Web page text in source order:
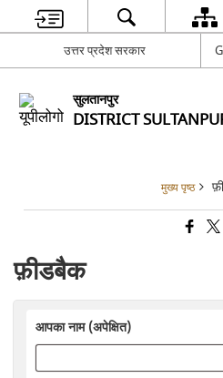
उत्तर प्रदेश सरकार
सुलतानपुर
DISTRICT
मुख्य पृष्ठ
फ़ीडबैक
आपका नाम (अपेक्षित)